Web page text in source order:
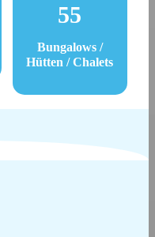
55
Bungalows /
Hütten / Chalets